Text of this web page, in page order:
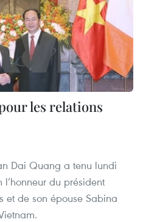
les relations
Dai Quang a tenu lundi
du président
et de son épouse Sabina